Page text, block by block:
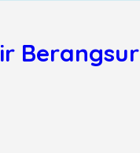
Berangsur